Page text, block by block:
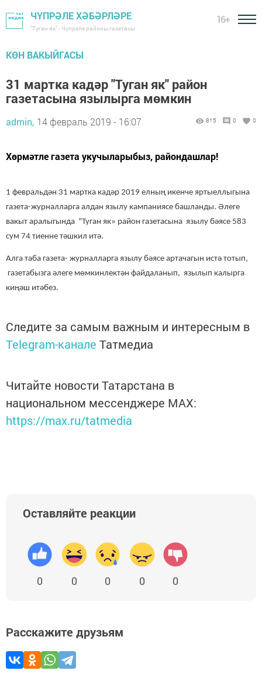
ЧҮПРӘЛЕ ХӘБӘРЛӘРЕ
"Туган як" - Чүпрәле районы газетасы
16+
КӨН ВАКЫЙГАСЫ
31 мартка кадәр "Туган як" район
газетасына язылырга мөмкин
admin, 14 февраль 2019 - 16:07 815 0 0
Хөрмәтле газета укучыларыбыз, райондашлар!
1 февральдән 31 мартка кадәр 2019 елның икенче яртыеллыгына
газета-журналларга алдан язылу кампаниясе башланды. Әлеге
вакыт аралыгында "Туган як» район газетасына язылу бәясе 583
сум 74 тиенне тәшкил итә.
Алга таба газета- журналларга язылу бәясе артачагын истә тотып,
газетабызга әлеге мөмкинлектән файдаланып, язылып калырга
киңәш итәбез.
Следите за самым важным и интересным в
Telegram-канале Татмедиа
Читайте новости Татарстана в
национальном мессенджере MАХ:
https://max.ru/tatmedia
Оставляйте реакции
0 0 0 0 0
Расскажите друзьям